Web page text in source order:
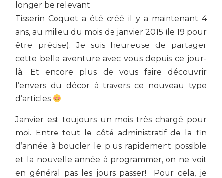
longer be relevant
Tisserin Coquet a été créé il y a maintenant 4
ans, au milieu du mois de janvier 2015 (le 19 pour
être précise). Je suis heureuse de partager
cette belle aventure avec vous depuis ce jour-
là. Et encore plus de vous faire découvrir
l’envers du décor à travers ce nouveau type
d’articles
Janvier est toujours un mois très chargé pour
moi. Entre tout le côté administratif de la fin
d’année à boucler le plus rapidement possible
et la nouvelle année à programmer, on ne voit
en général pas les jours passer! Pour cela, je